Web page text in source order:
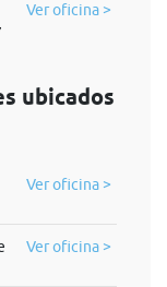
Ver oficina >
ubicados
Ver oficina >
Ver oficina >